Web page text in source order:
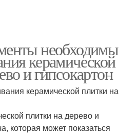
необходимы
керамической
и гипсокартон
керамической плитки на
плитки на дерево и
которая может показаться